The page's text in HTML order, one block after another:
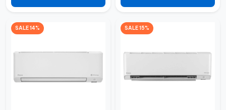
SALE 14% SALE 15%